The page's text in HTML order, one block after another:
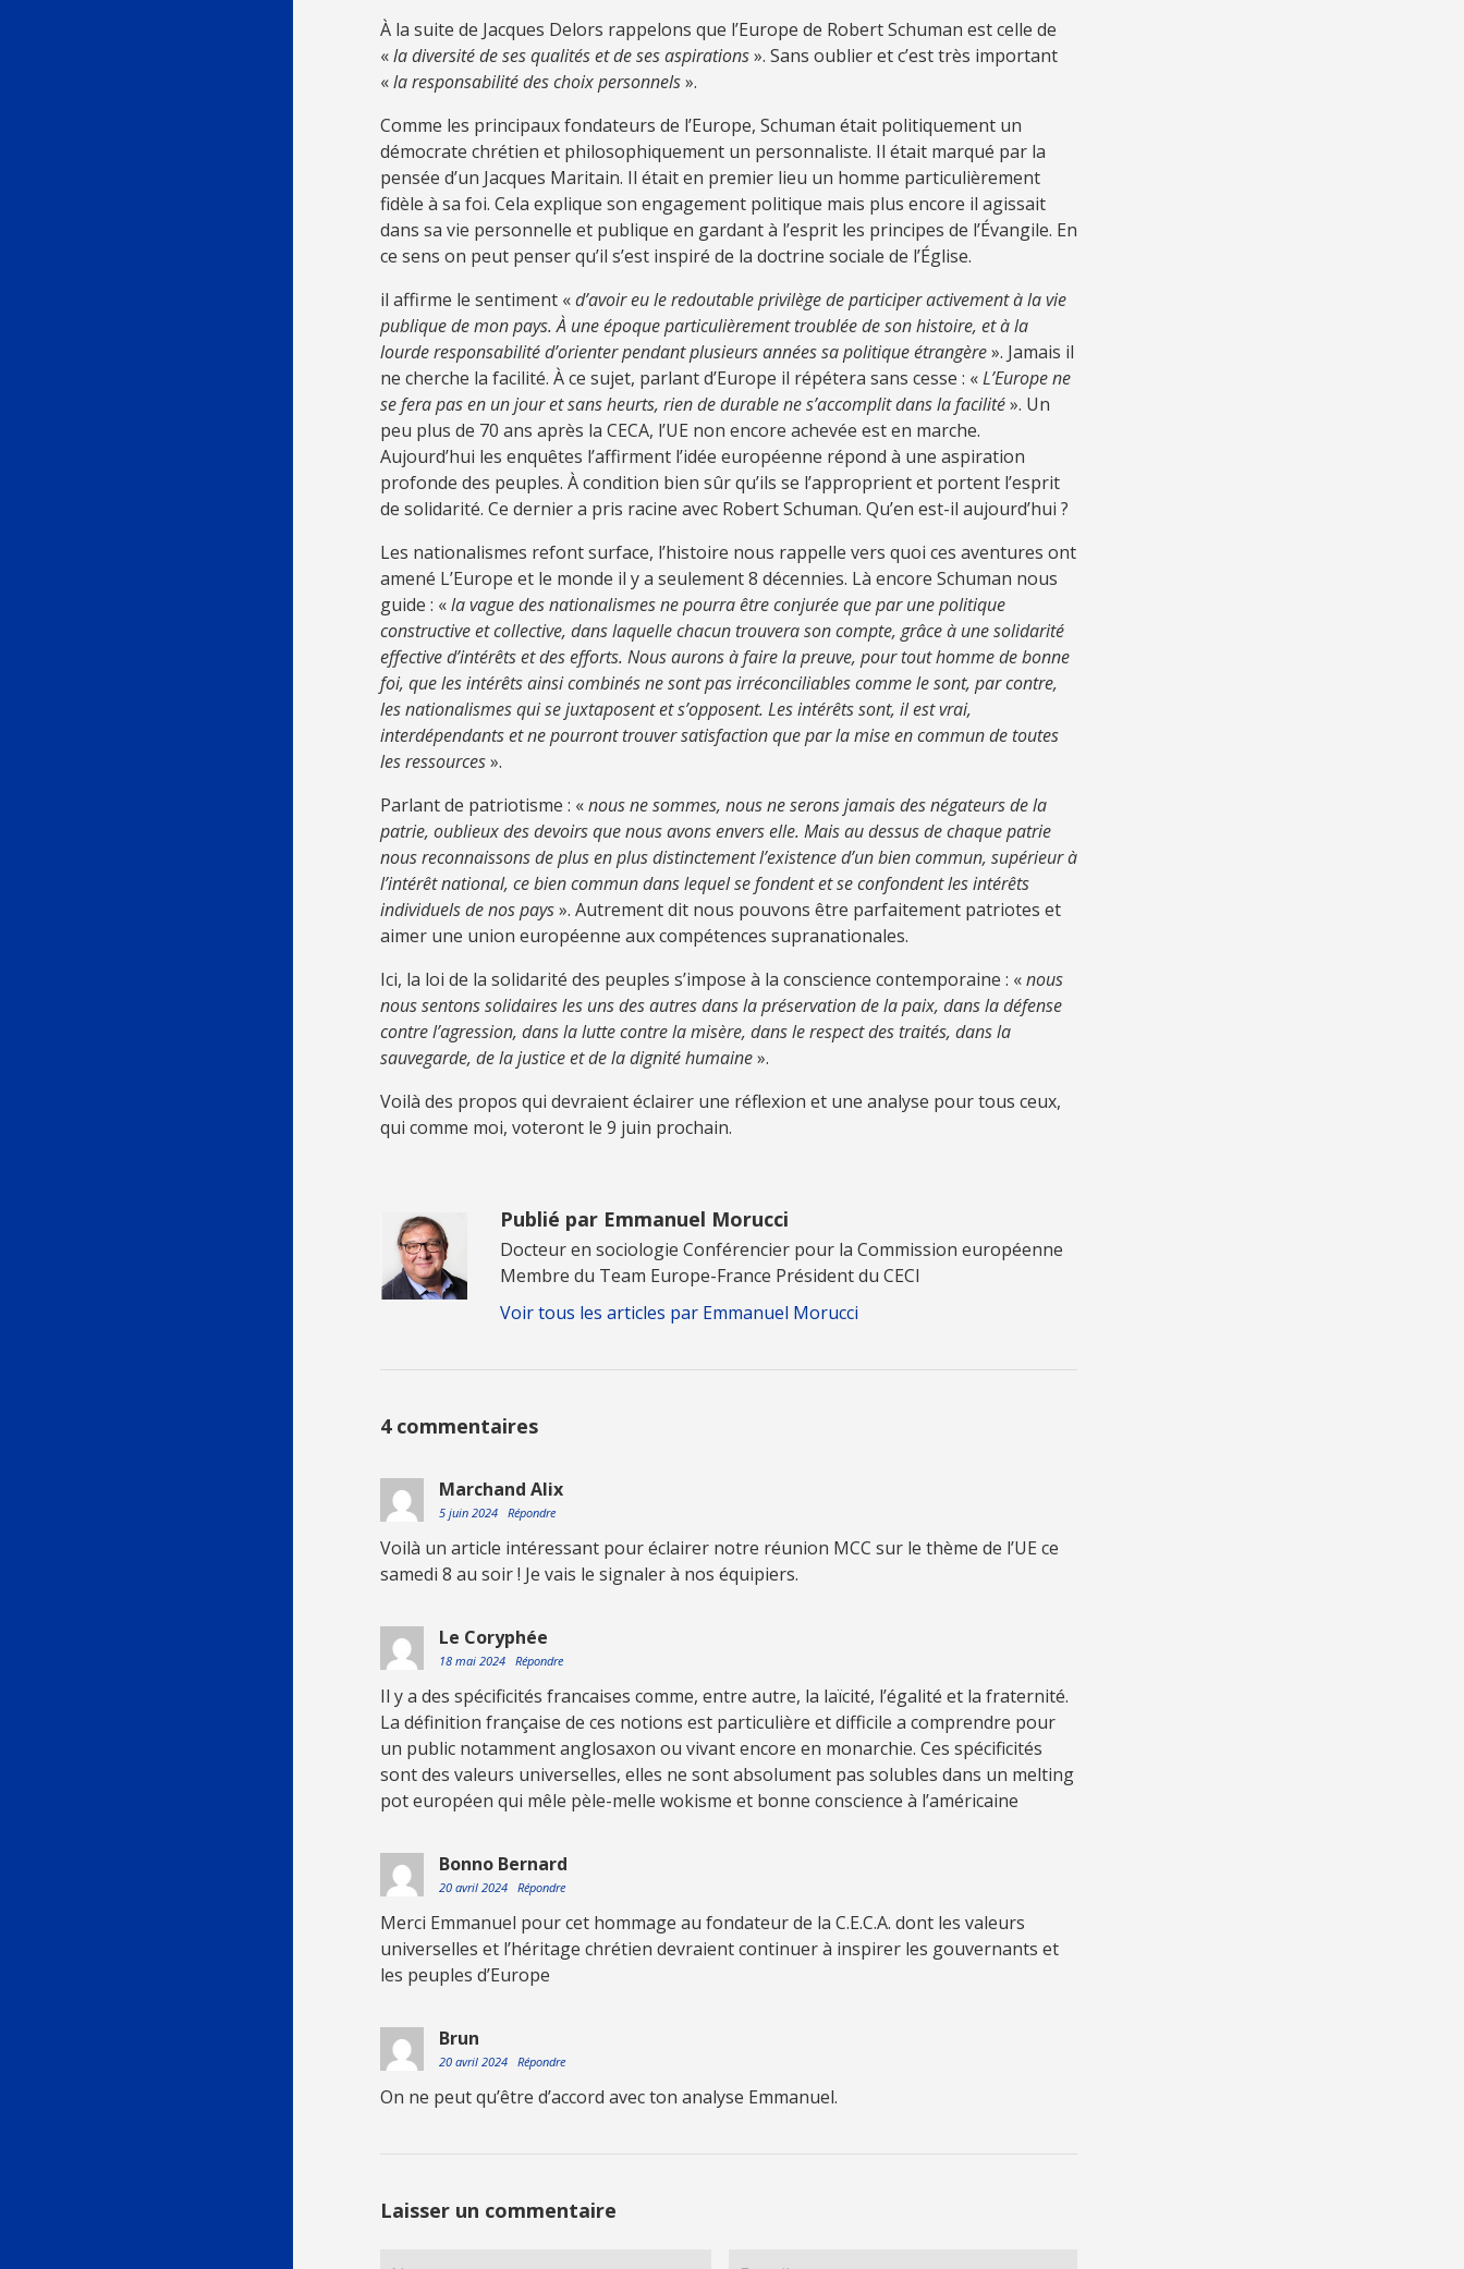
À la suite de Jacques Delors rappelons que l’Europe de Robert Schuman est celle de
«la diversité de ses qualités et de ses aspirations». Sans oublier et c’est très important
«la responsabilité des choix personnels».
Comme les principaux fondateurs de l’Europe, Schuman était politiquement un
démocrate chrétien et philosophiquement un personnaliste. Il était marqué par la
pensée d’un Jacques Maritain. Il était en premier lieu un homme particulièrement
fidèle à sa foi. Cela explique son engagement politique mais plus encore il agissait
dans sa vie personnelle et publique en gardant à l’esprit les principes de l’Évangile. En
ce sens on peut penser qu’il s’est inspiré de la doctrine sociale de l’Église.
il affirme le sentiment «d’avoir eu le redoutable privilège de participer activement à la vie
publique de mon pays. À une époque particulièrement troublée de son histoire, et à la
lourde responsabilité d’orienter pendant plusieurs années sa politique étrangère». Jamais il
ne cherche la facilité. À ce sujet, parlant d’Europe il répétera sans cesse : «L’Europe ne
se fera pas en un jour et sans heurts, rien de durable ne s’accomplit dans la facilité». Un
peu plus de 70 ans après la CECA, l’UE non encore achevée est en marche.
Aujourd’hui les enquêtes l’affirment l’idée européenne répond à une aspiration
profonde des peuples. À condition bien sûr qu’ils se l’approprient et portent l’esprit
de solidarité. Ce dernier a pris racine avec Robert Schuman. Qu’en est-il aujourd’hui ?
Les nationalismes refont surface, l’histoire nous rappelle vers quoi ces aventures ont
amené L’Europe et le monde il y a seulement 8 décennies. Là encore Schuman nous
guide : «la vague des nationalismes ne pourra être conjurée que par une politique
constructive et collective, dans laquelle chacun trouvera son compte, grâce à une solidarité
effective d’intérêts et des efforts. Nous aurons à faire la preuve, pour tout homme de bonne
foi, que les intérêts ainsi combinés ne sont pas irréconciliables comme le sont, par contre,
les nationalismes qui se juxtaposent et s’opposent. Les intérêts sont, il est vrai,
interdépendants et ne pourront trouver satisfaction que par la mise en commun de toutes
les ressources».
Parlant de patriotisme : «nous ne sommes, nous ne serons jamais des négateurs de la
patrie, oublieux des devoirs que nous avons envers elle. Mais au dessus de chaque patrie
nous reconnaissons de plus en plus distinctement l’existence d’un bien commun, supérieur à
l’intérêt national, ce bien commun dans lequel se fondent et se confondent les intérêts
individuels de nos pays». Autrement dit nous pouvons être parfaitement patriotes et
aimer une union européenne aux compétences supranationales.
Ici, la loi de la solidarité des peuples s’impose à la conscience contemporaine : «nous
nous sentons solidaires les uns des autres dans la préservation de la paix, dans la défense
contre l’agression, dans la lutte contre la misère, dans le respect des traités, dans la
sauvegarde, de la justice et de la dignité humaine».
Voilà des propos qui devraient éclairer une réflexion et une analyse pour tous ceux,
qui comme moi, voteront le 9 juin prochain.
Publié par Emmanuel Morucci
Docteur en sociologie Conférencier pour la Commission européenne
Membre du Team Europe-France Président du CECI
Voir tous les articles par Emmanuel Morucci
4 commentaires
Marchand Alix
5 juin 2024 Répondre
Voilà un article intéressant pour éclairer notre réunion MCC sur le thème de l’UE ce
samedi 8 au soir ! Je vais le signaler à nos équipiers.
Le Coryphée
18 mai 2024 Répondre
Il y a des spécificités francaises comme, entre autre, la laïcité, l’égalité et la fraternité.
La définition française de ces notions est particulière et difficile a comprendre pour
un public notamment anglosaxon ou vivant encore en monarchie. Ces spécificités
sont des valeurs universelles, elles ne sont absolument pas solubles dans un melting
pot européen qui mêle pèle-melle wokisme et bonne conscience à l’américaine
Bonno Bernard
20 avril 2024 Répondre
Merci Emmanuel pour cet hommage au fondateur de la C.E.C.A. dont les valeurs
universelles et l’héritage chrétien devraient continuer à inspirer les gouvernants et
les peuples d’Europe
Brun
20 avril 2024 Répondre
On ne peut qu’être d’accord avec ton analyse Emmanuel.
Laisser un commentaire